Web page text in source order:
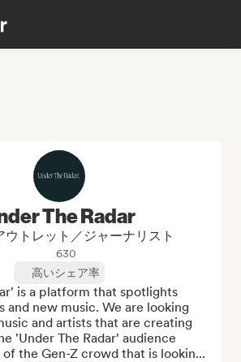
The Radar
ウトレット／ジャーナリスト
630
高いシェア率
is a platform that spotlights
and new music. We are looking
and artists that are creating
'Under The Radar' audience
the Gen-Z crowd that is lookin...